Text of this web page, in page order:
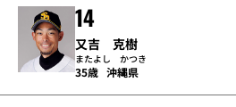
14
又吉 克樹
またよし かつき
35歳 沖縄県